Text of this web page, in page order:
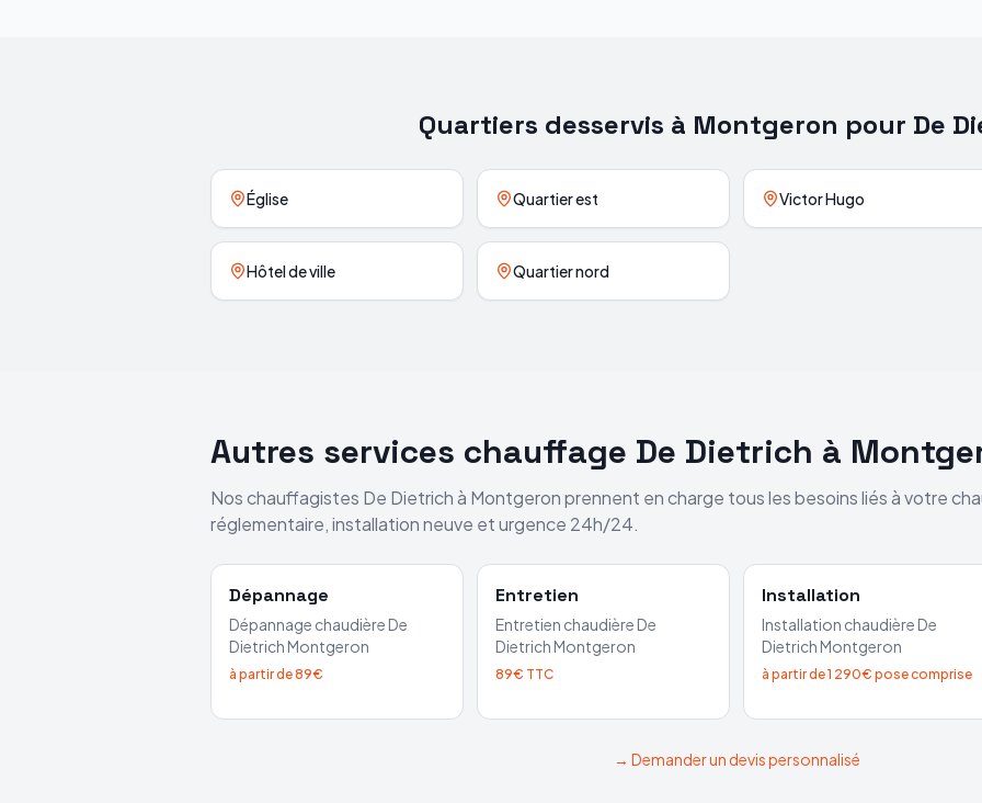
Quartiers desservis à Montgeron pour De
Église Quartier est Victor Hugo
Hôtel de ville Quartier nord
Autres services chauffage De Dietrich à
Nos chauffagistes De Dietrichà Montgeronprennent en charge tous les besoins liés à votre
réglementaire, installation neuve et urgence 24h/24.
Dépannage
Dépannage chaudièreDe
DietrichMontgeron
à partir de 89€
Entretien
Entretien chaudièreDe
DietrichMontgeron
89€ TTC
Installation
Installation chaudièreDe
DietrichMontgeron
à partir de 1 290€ pose comprise
→ Demander un devis personnalisé